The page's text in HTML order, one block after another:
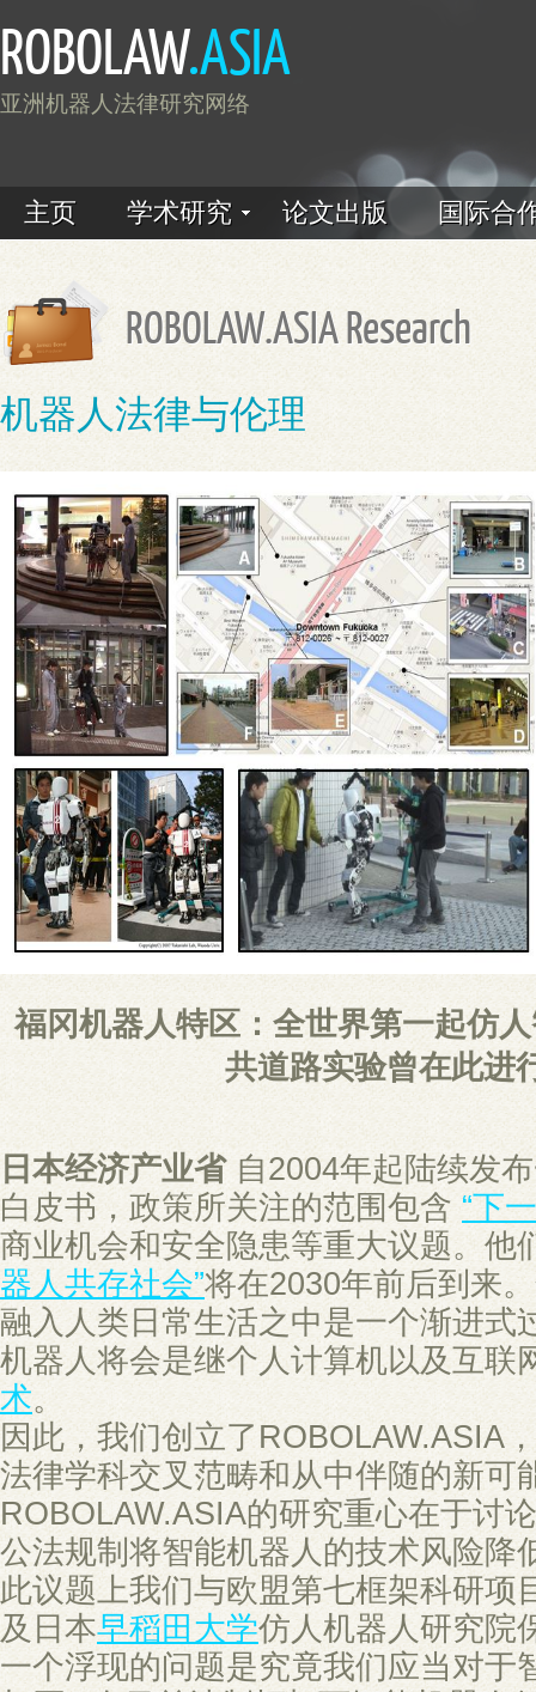
ROBOLAW.ASIA
亚洲机器人法律研究网络
主页 学术研究 论文出版 国际合
ROBOLAW.ASIA Research
机器人法律与伦理
福冈机器人特区：全世界第一起仿
共道路实验曾在此进
日本经济产业省自2004年起陆续发
白皮书，政策所关注的范围包含 “下
商业机会和安全隐患等重大议题。他
器人共存社会”将在2030年前后到来
融入人类日常生活之中是一个渐进式
机器人将会是继个人计算机以及互联
术。
因此，我们创立了ROBOLAW.ASIA
法律学科交叉范畴和从中伴随的新可
ROBOLAW.ASIA的研究重心在于讨
公法规制将智能机器人的技术风险降
此议题上我们与欧盟第七框架科研项
及日本早稻田大学仿人机器人研究院
一个浮现的问题是究竟我们应当对于